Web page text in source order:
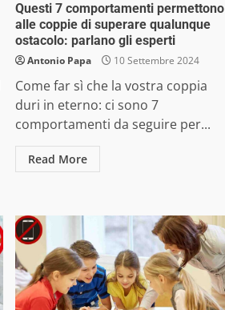
Questi 7 comportamenti permettono
alle coppie di superare qualunque
ostacolo: parlano gli esperti
Antonio Papa 10 Settembre 2024
Come far sì che la vostra coppia
duri in eterno: ci sono 7
comportamenti da seguire per...
Read More